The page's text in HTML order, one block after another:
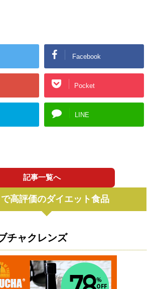
Facebook
Pocket
LINE
記事一覧へ
高評価のダイエット食品
チャクレンズ